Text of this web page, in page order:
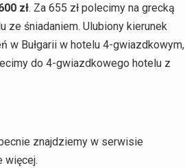
zł. Za 655 zł polecimy na grecką
śniadaniem. Ulubiony kierunek
w Bułgarii w hotelu 4-gwiazdkowym,
do 4-gwiazdkowego hotelu z
znajdziemy w serwisie
więcej.